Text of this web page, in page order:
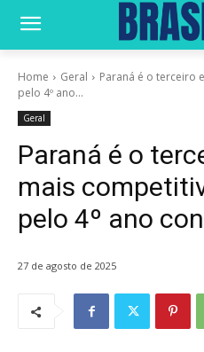
Home Geral
Paraná é o terceiro
pelo 4º ano...
Geral
Paraná é o
mais
pelo 4º ano
27 de agosto de 2025